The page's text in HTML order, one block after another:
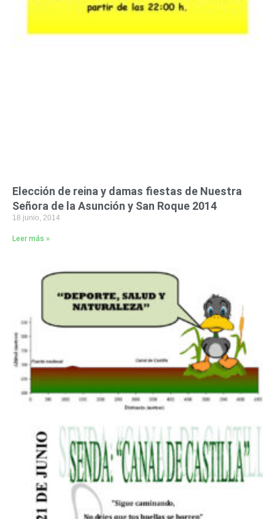
Elección de reina y damas fiestas de Nuestra
Señora de la Asunción y San Roque 2014
18 junio, 2014
Leer más »